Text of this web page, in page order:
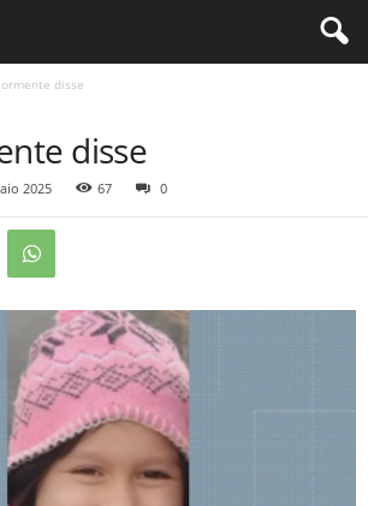
disse
disse
2025 67 0